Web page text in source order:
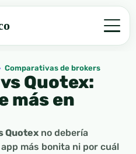
Comparativas de brokers
Quotex:
más en
Quotex no debería
más bonita ni por cuál